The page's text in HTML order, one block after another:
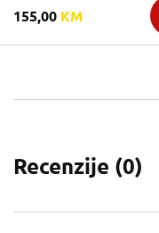
155,00 KM
Recenzije (0)